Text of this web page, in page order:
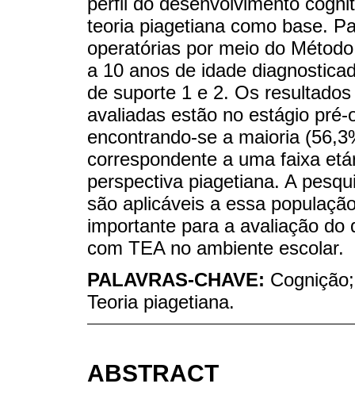
teoria piagetiana como base.
operatórias por meio do
a 10 anos de idade
de suporte 1 e 2. Os
avaliadas estão no estágio
encontrando-se a maioria
correspondente a uma faixa
perspectiva piagetiana. A
são aplicáveis a essa
importante para a avaliação
com TEA no ambiente escolar.
PALAVRAS-CHAVE:
Teoria piagetiana.
ABSTRACT